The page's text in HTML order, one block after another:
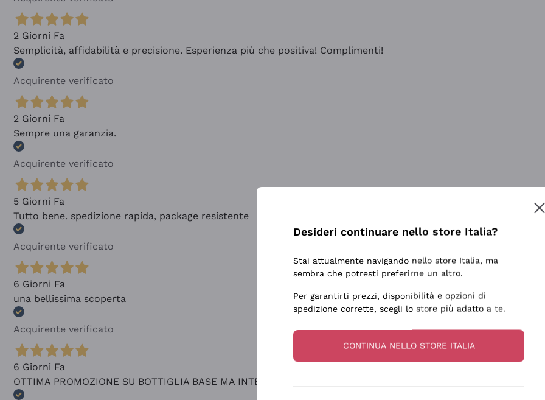
2 Giorni Fa
Semplicità, affidabilità e precisione. Esperienza più che positiva! Complimenti!
Acquirente verificato
2 Giorni Fa
Sempre una garanzia.
Acquirente verificato
5 Giorni Fa
Tutto bene. spedizione rapida, package resistente
Acquirente verificato
6 Giorni Fa
una bellissima scoperta
Acquirente verificato
6 Giorni Fa
OTTIMA PROMOZIONE SU BOTTIGLIA BASE MA INTERESSANTE DI CHAMPAGNE E CONSEGNA RAPIDISSIMA.
Desideri continuare nello store Italia?
Stai attualmente navigando nello store Italia, ma
sembra che potresti preferirne un altro.
Per garantirti prezzi, disponibilità e opzioni di
spedizione corrette, scegli lo store più adatto a te.
CONTINUA NELLO STORE ITALIA